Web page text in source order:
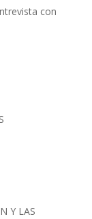
con
Y LAS